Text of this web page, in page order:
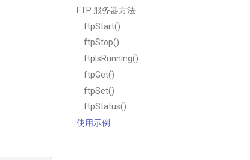
FTP 服务器方法
ftpStart()
ftpStop()
ftpIsRunning()
ftpGet()
ftpSet()
ftpStatus()
使用示例